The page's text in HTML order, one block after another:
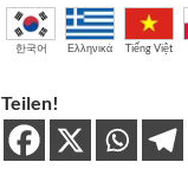
한국어 Ελληνικά Tiếng Việt
Teilen!